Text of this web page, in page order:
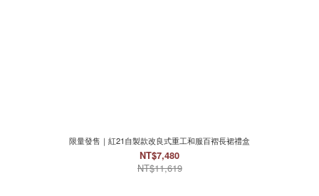
限量發售｜紅21自製款改良式重工和服百褶長裙禮盒
NT$7,480
NT$11,619